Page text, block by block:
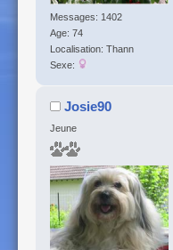
Messages: 1402
Age: 74
Localisation: Thann
Sexe:
Josie90
Jeune